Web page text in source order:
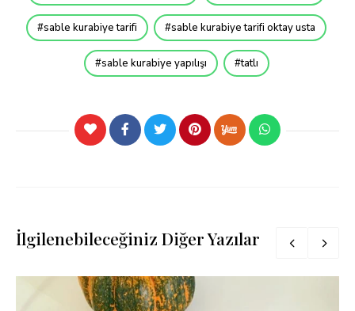
sable kurabiye tarifi sable kurabiye tarifi oktay usta
sable kurabiye yapılışı tatlı
İlgilenebileceğiniz Diğer Yazılar